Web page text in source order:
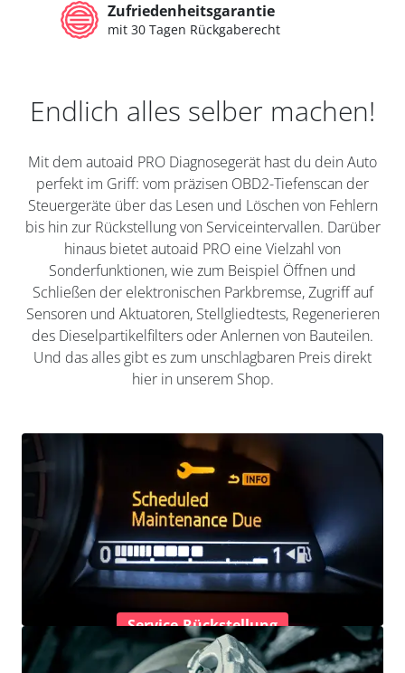
Zufriedenheitsgarantie
mit 30 Tagen Rückgaberecht
Endlich alles selber machen!
Mit dem autoaid PRO Diagnosegerät hast du dein Auto
perfekt im Griff: vom präzisen OBD2-Tiefenscan der
Steuergeräte über das Lesen und Löschen von Fehlern
bis hin zur Rückstellung von Serviceintervallen. Darüber
hinaus bietet autoaid PRO eine Vielzahl von
Sonderfunktionen, wie zum Beispiel Öffnen und
Schließen der elektronischen Parkbremse, Zugriff auf
Sensoren und Aktuatoren, Stellgliedtests, Regenerieren
des Dieselpartikelfilters oder Anlernen von Bauteilen.
Und das alles gibt es zum unschlagbaren Preis direkt
hier in unserem Shop.
Service-Rückstellung